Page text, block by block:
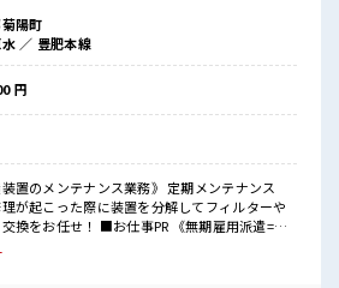
がある方。
要な方。
ぐ≫
ススメ。
ます♪
ッフさん活躍中》あなたの今までの経験を
陽町
水 ／ 豊肥本線
円
装置のメンテナンス業務》 定期メンテナンス
が起こった際に装置を分解してフィルターや
お仕事PR 《無期雇用派遣=当
用期限なく、 派遣先でじっくり長期で働くこ